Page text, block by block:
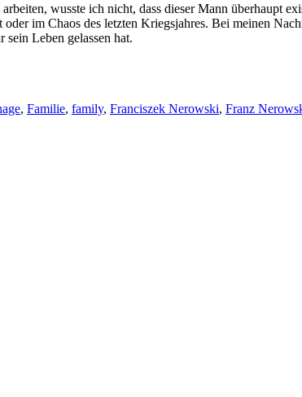
arbeiten, wusste ich nicht, dass dieser Mann überhaupt
im Chaos des letzten Kriegsjahres. Bei meinen
Leben gelassen hat.
, Familie, family, Franciszek Nerowski, Franz